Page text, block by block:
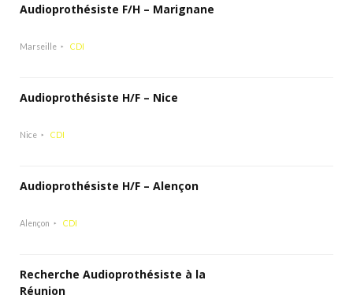
Audioprothésiste F/H – Marignane
Marseille CDI
Audioprothésiste H/F – Nice
Nice CDI
Audioprothésiste H/F – Alençon
Alençon CDI
Recherche Audioprothésiste à la
Réunion